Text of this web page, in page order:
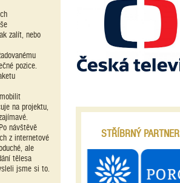
zalít, nebo
pozice.
na projektu,
návštěvě
z internetové
ale
tělesa
jsme si to.
STŘÍBRNÝ PARTNER